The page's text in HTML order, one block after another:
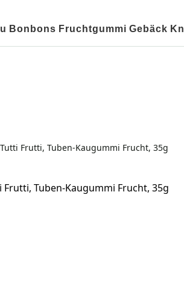
Bonbons Fruchtgummi Gebäck
Frutti, Tuben-Kaugummi Frucht, 35g